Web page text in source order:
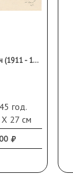
Пророков Борис Иванович (1911 - 1972 гг.)
год.
Х 27 см
27 см.
Х 27 см